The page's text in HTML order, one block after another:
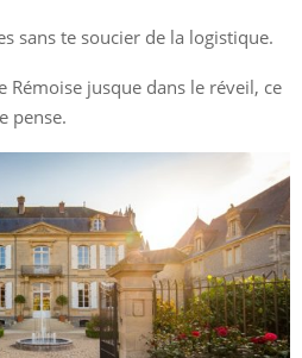
sans te soucier de la logistique.
Rémoise jusque dans le réveil, ce
pense.